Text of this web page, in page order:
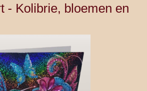
- Kolibrie, bloemen en